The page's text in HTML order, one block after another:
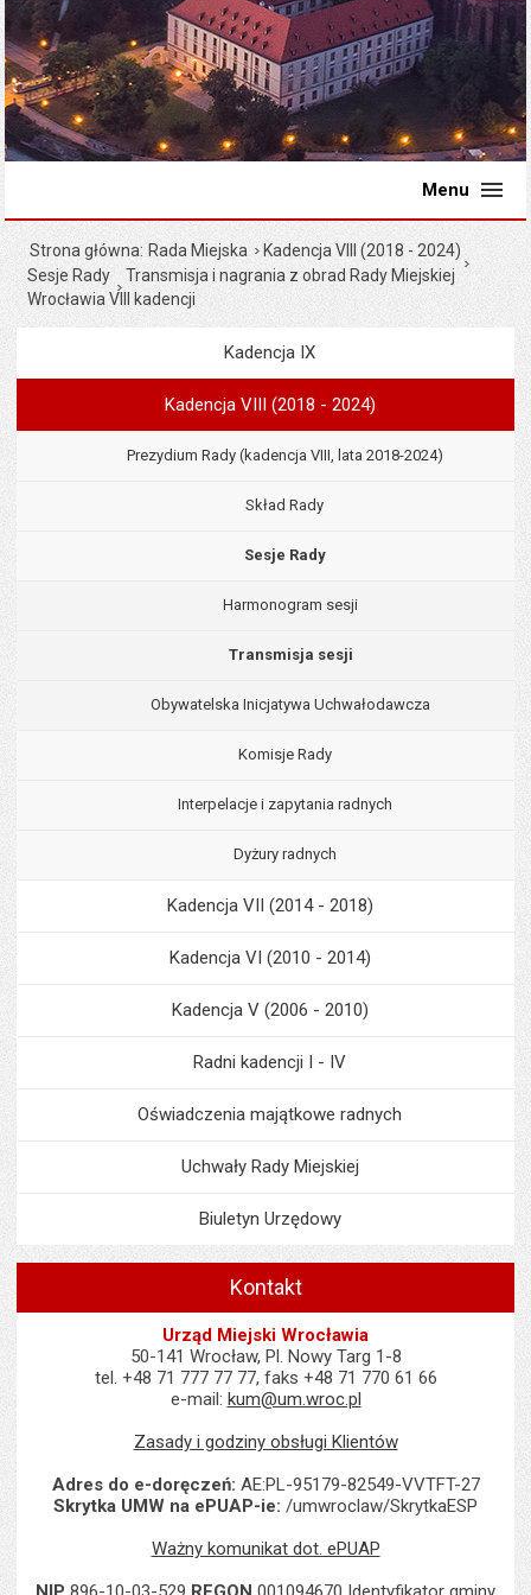
Menu
Strona główna Rada Miejska
Kadencja VIII (2018 - 2024)
Sesje Rady
Transmisja i nagrania z obrad Rady Miejskiej
Wrocławia VIII kadencji
Menu
Kadencja IX
Kadencja VIII (2018 - 2024)
Prezydium Rady (kadencja VIII, lata 2018-2024)
Skład Rady
Sesje Rady
Harmonogram sesji
Transmisja sesji
Obywatelska Inicjatywa Uchwałodawcza
Komisje Rady
Interpelacje i zapytania radnych
Dyżury radnych
Kadencja VII (2014 - 2018)
Kadencja VI (2010 - 2014)
Kadencja V (2006 - 2010)
Radni kadencji I - IV
Oświadczenia majątkowe radnych
Uchwały Rady Miejskiej
Biuletyn Urzędowy
Kontakt
Urząd Miejski Wrocławia
50-141 Wrocław, Pl. Nowy Targ 1-8
tel. +48 71 777 77 77, faks +48 71 770 61 66
e-mail: kum@um.wroc.pl
Zasady i godziny obsługi Klientów
Adres do e-doręczeń: AE:PL-95179-82549-VVTFT-27
Skrytka UMW na ePUAP-ie: /umwroclaw/SkrytkaESP
Ważny komunikat dot. ePUAP